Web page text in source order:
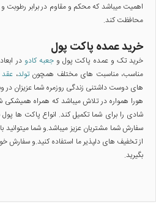
اهمیت میباشد که محکم و مقاوم در برابر رطوبت
محافظت کند.
خرید عمده پاکت پول
خرید تک و عمده پاکت پول وجعبه کادو در
مناسب، مناسبت های مختلف همچونتولد،
های دوست داشتنی زندگی روزمره شما عزیزان در
هورا همواره در تلاش میباشد که همراه
شادی را برای شما تکمیل کند. انواع پاکت ها
سفارش شما مشتریان عزیز میباشد.و شما میتوانید
از تخفیف های دلپذیر ما استفاده کنید.و سفارش
بگیرید.